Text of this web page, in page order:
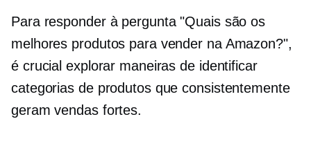
Para responder à pergunta "Quais são os
melhores produtos para vender na Amazon?",
é crucial explorar maneiras de identificar
categorias de produtos que consistentemente
geram vendas fortes.